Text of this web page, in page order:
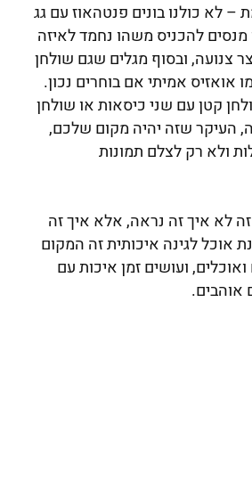
– לא כולנו בונים פנטהאוז עם גג
מנסים להכניס משהו נחמד לאיזה
צנועה, ובסוף מגלים שגם שולחן
אואזיס אמיתי אם בוחרים נכון.
קטן עם שני כיסאות או שולחן
העיקר שזה יהיה מקום שלכם,
ולא רק לצלם תמונות
לא איך זה נראה, אלא איך זה
אוכל לגינה איכותית זה המקום
ועושים זמן איכות עם